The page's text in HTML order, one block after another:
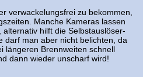
verwackelungsfrei zu bekommen,
Manche Kameras lassen
hilft die Selbstauslöser-
darf man aber nicht belichten, da
längeren Brennweiten schnell
dann wieder unscharf wird!